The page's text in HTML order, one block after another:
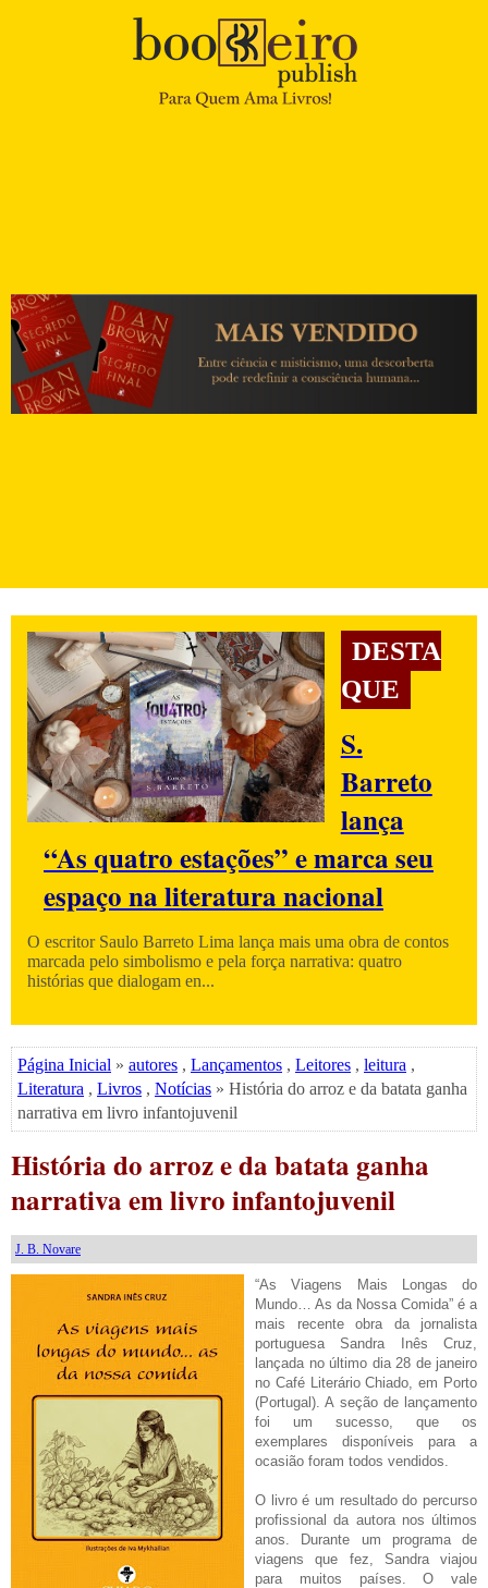
DESTA
QUE
S.
Barreto
lança
“As quatro estações” e marca seu
espaço na literatura nacional
O escritor Saulo Barreto Lima lança mais uma obra de contos
marcada pelo simbolismo e pela força narrativa: quatro
histórias que dialogam en...
Página Inicial » autores , Lançamentos , Leitores , leitura ,
Literatura , Livros , Notícias » História do arroz e da batata ganha
narrativa em livro infantojuvenil
História do arroz e da batata ganha
narrativa em livro infantojuvenil
J. B. Novare
“As Viagens Mais Longas do
Mundo… As da Nossa Comida” é a
mais recente obra da jornalista
portuguesa Sandra Inês Cruz,
lançada no último dia 28 de janeiro
no Café Literário Chiado, em Porto
(Portugal). A seção de lançamento
foi um sucesso, que os
exemplares disponíveis para a
ocasião foram todos vendidos.
O livro é um resultado do percurso
profissional da autora nos últimos
anos. Durante um programa de
viagens que fez, Sandra viajou
para muitos países. O vale